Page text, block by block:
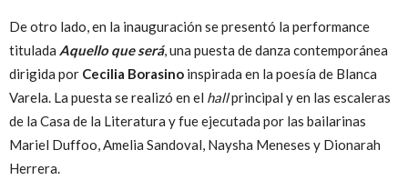
De otro lado, en la inauguración se presentó la performance
titulada Aquello que será, una puesta de danza contemporánea
dirigida por Cecilia Borasino inspirada en la poesía de Blanca
Varela. La puesta se realizó en el hallprincipal y en las escaleras
de la Casa de la Literatura y fue ejecutada por las bailarinas
Mariel Duffoo, Amelia Sandoval, Naysha Meneses y Dionarah
Herrera.